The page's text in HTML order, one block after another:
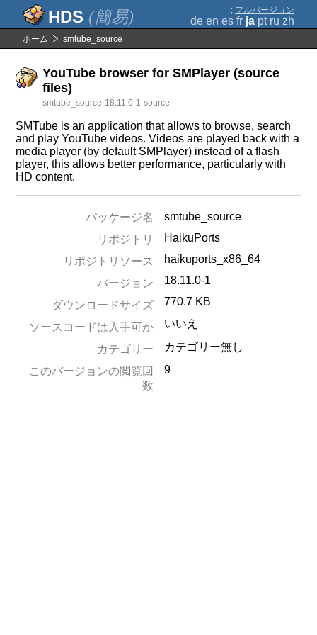
(簡易) ; フルバージョン
de en es fr ja pt ru zh
ホーム smtube_source
YouTube browser for SMPlayer (source
files)
smtube_source-18.11.0-1-source
SMTube is an application that allows to browse, search
and play YouTube videos. Videos are played back with a
media player (by default SMPlayer) instead of a flash
player, this allows better performance, particularly with
HD content.
パッケージ名
smtube_source
リポジトリ
HaikuPorts
リポジトリソース
haikuports_x86_64
バージョン
18.11.0-1
ダウンロードサイズ 770.7 KB
ソースコードは入手可か いいえ
カテゴリー
カテゴリー無し
このバージョンの閲覧回
数
9